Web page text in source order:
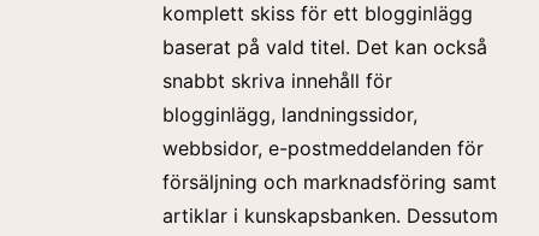
komplett skiss för ett blogginlägg
baserat på vald titel. Det kan också
snabbt skriva innehåll för
blogginlägg, landningssidor,
webbsidor, e-postmeddelanden för
försäljning och marknadsföring samt
artiklar i kunskapsbanken. Dessutom